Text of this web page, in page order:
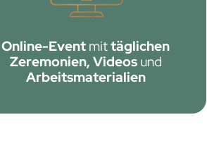
Online-Eventmittäglichen
Zeremonien, Videosund
Arbeitsmaterialien